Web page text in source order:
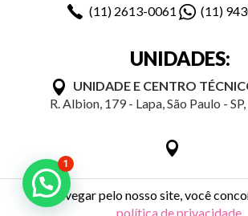
1
(11) 2613-0061 (11)
UNIDADES:
UNIDADE E CENTRO
R. Albion, 179 - Lapa, São Paulo -
Ao navegar pelo nosso site, você
política de privacidade.